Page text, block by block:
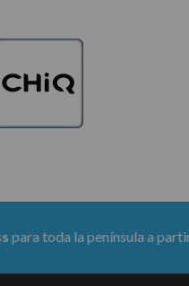
la península a partir de 150